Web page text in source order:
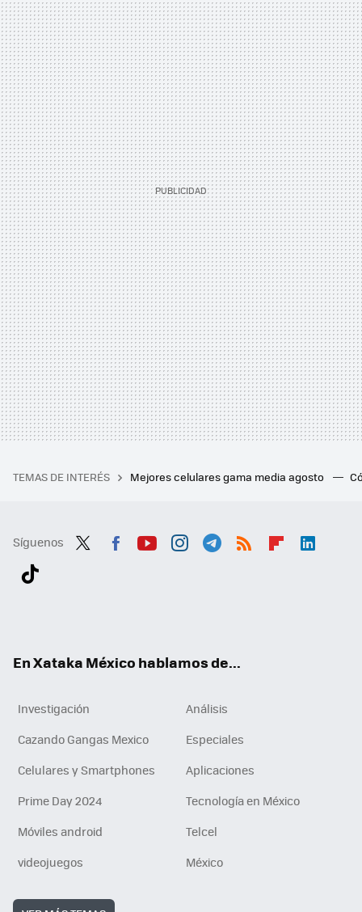
TEMAS DE INTERÉS Mejores celulares gama media agosto
Síguenos
En Xataka México hablamos de...
Investigación
Análisis
Cazando Gangas Mexico
Especiales
Celulares y Smartphones
Aplicaciones
Prime Day 2024
Tecnología en México
Móviles android
Telcel
videojuegos
México